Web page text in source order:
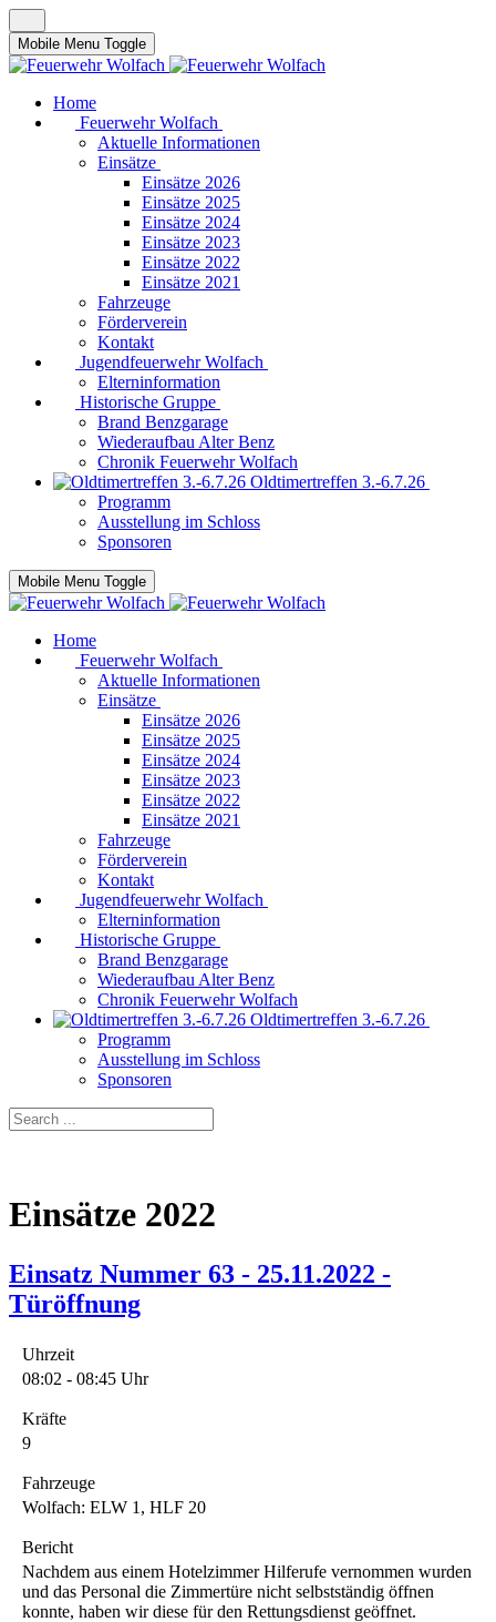
Mobile Menu Toggle
Home
Feuerwehr Wolfach
Aktuelle Informationen
Einsätze
Einsätze 2026
Einsätze 2025
Einsätze 2024
Einsätze 2023
Einsätze 2022
Einsätze 2021
Fahrzeuge
Förderverein
Kontakt
Jugendfeuerwehr Wolfach
Elterninformation
Historische Gruppe
Brand Benzgarage
Wiederaufbau Alter Benz
Chronik Feuerwehr Wolfach
Oldtimertreffen 3.-6.7.26
Programm
Ausstellung im Schloss
Sponsoren
Mobile Menu Toggle
Home
Feuerwehr Wolfach
Aktuelle Informationen
Einsätze
Einsätze 2026
Einsätze 2025
Einsätze 2024
Einsätze 2023
Einsätze 2022
Einsätze 2021
Fahrzeuge
Förderverein
Kontakt
Jugendfeuerwehr Wolfach
Elterninformation
Historische Gruppe
Brand Benzgarage
Wiederaufbau Alter Benz
Chronik Feuerwehr Wolfach
Oldtimertreffen 3.-6.7.26
Programm
Ausstellung im Schloss
Sponsoren
Einsätze 2022
Einsatz Nummer 63 - 25.11.2022 -
Türöffnung
Uhrzeit
08:02 - 08:45 Uhr
Kräfte
9
Fahrzeuge
Wolfach: ELW 1, HLF 20
Bericht
Nachdem aus einem Hotelzimmer Hilferufe vernommen wurden
und das Personal die Zimmertüre nicht selbstständig öffnen
konnte, haben wir diese für den Rettungsdienst geöffnet.